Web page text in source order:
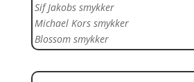
Sif Jakobs smykker
Michael Kors smykker
Blossom smykker